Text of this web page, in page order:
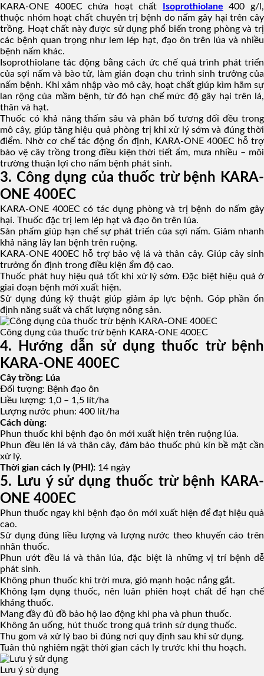
KARA-ONE 400EC chứa hoạt chất Isoprothiolane 400 g/l,
thuộc nhóm hoạt chất chuyên trị bệnh do nấm gây hại trên cây
trồng. Hoạt chất này được sử dụng phổ biến trong phòng và trị
các bệnh quan trọng như lem lép hạt, đạo ôn trên lúa và nhiều
bệnh nấm khác.
Isoprothiolane tác động bằng cách ức chế quá trình phát triển
của sợi nấm và bào tử, làm gián đoạn chu trình sinh trưởng của
nấm bệnh. Khi xâm nhập vào mô cây, hoạt chất giúp kìm hãm sự
lan rộng của mầm bệnh, từ đó hạn chế mức độ gây hại trên lá,
thân và hạt.
Thuốc có khả năng thấm sâu và phân bố tương đối đều trong
mô cây, giúp tăng hiệu quả phòng trị khi xử lý sớm và đúng thời
điểm. Nhờ cơ chế tác động ổn định, KARA-ONE 400EC hỗ trợ
bảo vệ cây trồng trong điều kiện thời tiết ẩm, mưa nhiều – môi
trường thuận lợi cho nấm bệnh phát sinh.
3. Công dụng của thuốc trừ bệnh KARA-
ONE 400EC
KARA-ONE 400EC có tác dụng phòng và trị bệnh do nấm gây
hại. Thuốc đặc trị lem lép hạt và đạo ôn trên lúa.
Sản phẩm giúp hạn chế sự phát triển của sợi nấm. Giảm nhanh
khả năng lây lan bệnh trên ruộng.
KARA-ONE 400EC hỗ trợ bảo vệ lá và thân cây. Giúp cây sinh
trưởng ổn định trong điều kiện ẩm độ cao.
Thuốc phát huy hiệu quả tốt khi xử lý sớm. Đặc biệt hiệu quả ở
giai đoạn bệnh mới xuất hiện.
Sử dụng đúng kỹ thuật giúp giảm áp lực bệnh. Góp phần ổn
định năng suất và chất lượng nông sản.
Công dụng của thuốc trừ bệnh KARA-ONE 400EC
4. Hướng dẫn sử dụng thuốc trừ bệnh
KARA-ONE 400EC
Cây trồng: Lúa
Đối tượng: Bệnh đạo ôn
Liều lượng: 1,0 – 1,5 lít/ha
Lượng nước phun: 400 lít/ha
Cách dùng:
Phun thuốc khi bệnh đạo ôn mới xuất hiện trên ruộng lúa.
Phun đều lên lá và thân cây, đảm bảo thuốc phủ kín bề mặt cần
xử lý.
Thời gian cách ly (PHI): 14 ngày
5. Lưu ý sử dụng thuốc trừ bệnh KARA-
ONE 400EC
Phun thuốc ngay khi bệnh đạo ôn mới xuất hiện để đạt hiệu quả
cao.
Sử dụng đúng liều lượng và lượng nước theo khuyến cáo trên
nhãn thuốc.
Phun ướt đều lá và thân lúa, đặc biệt là những vị trí bệnh dễ
phát sinh.
Không phun thuốc khi trời mưa, gió mạnh hoặc nắng gắt.
Không lạm dụng thuốc, nên luân phiên hoạt chất để hạn chế
kháng thuốc.
Mang đầy đủ đồ bảo hộ lao động khi pha và phun thuốc.
Không ăn uống, hút thuốc trong quá trình sử dụng thuốc.
Thu gom và xử lý bao bì đúng nơi quy định sau khi sử dụng.
Tuân thủ nghiêm ngặt thời gian cách ly trước khi thu hoạch.
Lưu ý sử dụng